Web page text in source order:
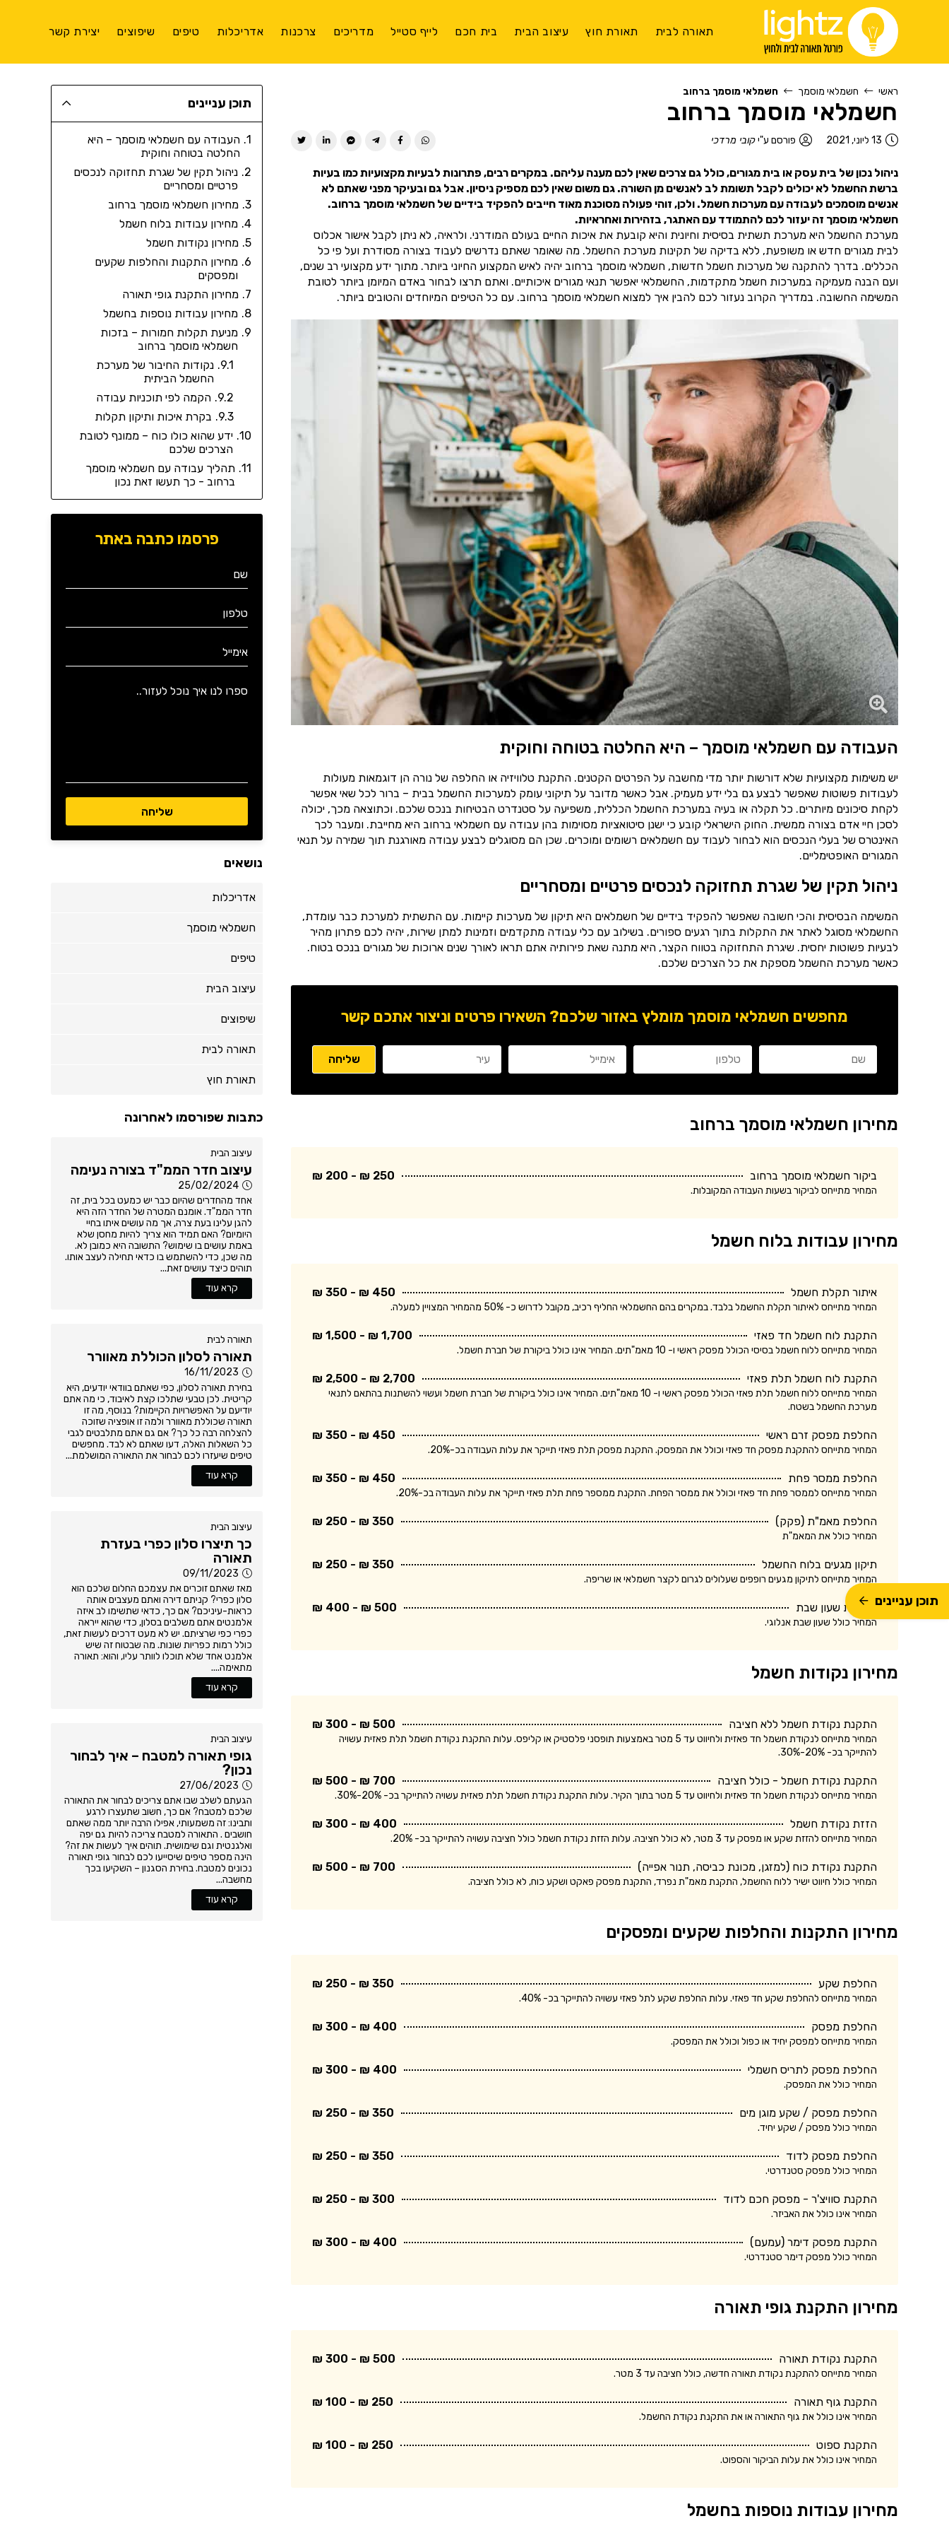
תאורה לבית תאורת חוץ עיצוב הבית בית חכם לייף סטייל מדריכים צרכנות אדריכלות טיפים שיפוצים יצירת קשר
ראשי חשמלאי מוסמך חשמלאי מוסמך ברחוב
חשמלאי מוסמך ברחוב
13 ליוני, 2021 פורסם ע"יקובי מרדכי
ניהול נכון של בית עסק או בית מגורים, כולל גם צרכים שאין לכם מענה עליהם. במקרים רבים, פתרונות לבעיות מקצועיות כמו בעיות
ברשת החשמל לא יכולים לקבל תשומת לב לאנשים מן השורה. גם משום שאין לכם מספיק ניסיון. אבל גם ובעיקר מפני שאתם לא
אנשים מוסמכים לעבודה עם מערכות חשמל. ולכן, זוהי פעולה מסוכנת מאוד חייבים להפקיד בידיים של חשמלאי מוסמך ברחוב.
חשמלאי מוסמך זה יעזור לכם להתמודד עם האתגר, בזהירות ואחראיות.
מערכת החשמל היא מערכת תשתית בסיסית וחיונית והיא קובעת את איכות החיים בעולם המודרני. ולראיה, לא ניתן לקבל אישור אכלוס
לבית מגורים חדש או משופעת, ללא בדיקה של תקינות מערכת החשמל. מה שאומר שאתם נדרשים לעבוד בצורה מסודרת ועל פי כל
הכללים. בדרך להתקנה של מערכות חשמל חדשות, חשמלאי מוסמך ברחוב יהיה לאיש המקצוע החיוני ביותר. מתוך ידע מקצועי רב שנים,
ועם הבנה מעמיקה במערכות חשמל מתקדמות, החשמלאי יאפשר תנאי מגורים איכותיים. ואתם תרצו לבחור באדם המיומן ביותר לטובת
המשימה החשובה. במדריך הקרוב נעזור לכם להבין איך למצוא חשמלאי מוסמך ברחוב. עם כל הטיפים המיוחדים והטובים ביותר.
העבודה עם חשמלאי מוסמך – היא החלטה בטוחה וחוקית
יש משימות מקצועיות שלא דורשות יותר מדי מחשבה על הפרטים הקטנים. התקנת טלוויזיה או החלפה של נורה הן דוגמאות מעולות
לעבודות פשוטות שאפשר לבצע גם בלי ידע מעמיק. אבל כאשר מדובר על תיקוני עומק למערכות החשמל בבית – ברור לכל שאי אפשר
לקחת סיכונים מיותרים. כל תקלה או בעיה במערכת החשמל הכללית, משפיעה על סטנדרט הבטיחות בנכס שלכם. וכתוצאה מכך, יכולה
לסכן חיי אדם בצורה ממשית. החוק הישראלי קובע כי ישנן סיטואציות מסוימות בהן עבודה עם חשמלאי ברחוב היא מחייבת. ומעבר לכך
האינטרס של בעלי הנכסים הוא לבחור לעבוד עם חשמלאים רשומים ומוכרים. שכן הם מסוגלים לבצע עבודה מאורגנת תוך שמירה על תנאי
המגורים האופטימליים.
ניהול תקין של שגרת תחזוקה לנכסים פרטיים ומסחריים
המשימה הבסיסית והכי חשובה שאפשר להפקיד בידיים של חשמלאים היא תיקון של מערכות קיימות. עם התשתית למערכת כבר עומדת,
החשמלאי מסוגל לאתר את התקלות בתוך רגעים ספורים. בשילוב עם כלי עבודה מתקדמים וזמינות למתן שירות, יהיה לכם פתרון מהיר
לבעיות פשוטות יחסית. שיגרת התחזוקה בטווח הקצר, היא מתנה שאת פירותיה אתם תראו לאורך שנים ארוכות של מגורים בנכס בטוח.
כאשר מערכת החשמל מספקת את כל הצרכים שלכם.
מחפשים חשמלאי מוסמך מומלץ באזור שלכם? השאירו פרטים וניצור אתכם קשר
מחירון חשמלאי מוסמך ברחוב
ביקור חשמלאי מוסמך ברחוב 250 ₪ - 200 ₪
המחיר מתייחס לביקור בשעות העבודה המקובלות.
מחירון עבודות בלוח חשמל
איתור תקלת חשמל 450 ₪ - 350 ₪
המחיר מתייחס לאיתור תקלת החשמל בלבד. במקרים בהם החשמלאי החליף רכיב, מקובל לדרוש כ- 50% מהמחיר המצויין למעלה.
התקנת לוח חשמל חד פאזי 1,700 ₪ - 1,500 ₪
המחיר מתייחס ללוח חשמל בסיסי הכולל מפסק ראשי ו- 10 מאמ"תים. המחיר אינו כולל ביקורת של חברת חשמל.
התקנת לוח חשמל תלת פאזי 2,700 ₪ - 2,500 ₪
המחיר מתייחס ללוח חשמל תלת פאזי הכולל מפסק ראשי ו- 10 מאמ"תים. המחיר אינו כולל ביקורת של חברת חשמל ועשוי להשתנות בהתאם לתנאי
מערכת החשמל בשטח.
החלפת מפסק זרם ראשי 450 ₪ - 350 ₪
המחיר מתייחס להתקנת מפסק חד פאזי וכולל את המפסק. התקנת מפסק תלת פאזי תייקר את עלות העבודה בכ-20%.
החלפת ממסר פחת 450 ₪ - 350 ₪
המחיר מתייחס לממסר פחת חד פאזי וכולל את ממסר הפחת. התקנת ממספר פחת תלת פאזי תייקר את עלות העבודה בכ-20%.
החלפת מאמ"ת (פקק) 350 ₪ - 250 ₪
המחיר כולל את המאמ"ת
תיקון מגעים בלוח החשמל 350 ₪ - 250 ₪
המחיר מתייחס לתיקון מגעים רופפים שעלולים לגרום לקצר חשמלאי או שריפה.
התקנת שעון שבת 500 ₪ - 400 ₪
המחיר כולל שעון שבת אנלוגי.
מחירון נקודות חשמל
התקנת נקודת חשמל ללא חציבה 500 ₪ - 300 ₪
המחיר מתייחס לנקודת חשמל חד פאזית ולחיווט עד 5 מטר באמצעות תופסני פלסטיק או קליפס. עלות התקנת נקודת חשמל תלת פאזית עשויה
להתייקר בכ- 20%-30%.
התקנת נקודת חשמל - כולל חציבה 700 ₪ - 500 ₪
המחיר מתייחס לנקודת חשמל חד פאזית ולחיווט עד 5 מטר בתוך הקיר. עלות התקנת נקודת חשמל תלת פאזית עשויה להתייקר בכ- 20%-30%.
הזזת נקודת חשמל 400 ₪ - 300 ₪
המחיר מתייחס להזזת שקע או מפסק עד 3 מטר, לא כולל חציבה. עלות הזזת נקודת חשמל כולל חציבה עשויה להתייקר בכ- 20%.
התקנת נקודת כוח (למזגן, מכונת כביסה, תנור אפייה) 700 ₪ - 500 ₪
המחיר כולל חיווט ישיר ללוח החשמל, התקנת מאמ"ת נפרד, התקנת מפסק פאקט ושקע כוח, לא כולל חציבה.
מחירון התקנות והחלפות שקעים ומפסקים
החלפת שקע 350 ₪ - 250 ₪
המחיר מתייחס להחלפת שקע חד פאזי. עלות החלפת שקע לתל פאזי עשויה להתייקר בכ- 40%.
החלפת מפסק 400 ₪ - 300 ₪
המחיר מתייחס למפסק יחיד או כפול וכולל את המפסק.
החלפת מפסק לתריס חשמלי 400 ₪ - 300 ₪
המחיר כולל את המפסק.
החלפת מפסק / שקע מוגן מים 350 ₪ - 250 ₪
המחיר כולל מפסק / שקע יחיד.
החלפת מפסק לדוד 350 ₪ - 250 ₪
המחיר כולל מפסק סטנדרטי.
התקנת סוויצ'ר - מפסק חכם לדוד 300 ₪ - 250 ₪
המחיר אינו כולל את האביזר.
התקנת מפסק דימר (עמעם) 400 ₪ - 300 ₪
המחיר כולל מפסק דימר סטנדרטי.
מחירון התקנת גופי תאורה
התקנת נקודת תאורה 500 ₪ - 300 ₪
המחיר מתייחס להתקנת נקודת תאורה חדשה, כולל חציבה עד 3 מטר.
התקנת גוף תאורה 250 ₪ - 100 ₪
המחיר אינו כולל את גוף התאורה או את התקנת נקודת החשמל.
התקנת ספוט 250 ₪ - 100 ₪
המחיר אינו כולל את עלות הביקור והספוט.
מחירון עבודות נוספות בחשמל
תוכן עניינים
העבודה עם חשמלאי מוסמך – היא
החלטה בטוחה וחוקית
ניהול תקין של שגרת תחזוקה לנכסים
פרטיים ומסחריים
מחירון חשמלאי מוסמך ברחוב
מחירון עבודות בלוח חשמל
מחירון נקודות חשמל
מחירון התקנות והחלפות שקעים
ומפסקים
מחירון התקנת גופי תאורה
מחירון עבודות נוספות בחשמל
מניעת תקלות חמורות – בזכות
חשמלאי מוסמך ברחוב
נקודות החיבור של מערכת
החשמל הביתית
הקמה לפי תוכניות עבודה
בקרת איכות ותיקון תקלות
ידע שהוא כולו כוח – ממונף לטובת
הצרכים שלכם
תהליך עבודה עם חשמלאי מוסמך
ברחוב - כך תעשו זאת נכון
פרסמו כתבה באתר
נושאים
אדריכלות
חשמלאי מוסמך
טיפים
עיצוב הבית
שיפוצים
תאורה לבית
תאורת חוץ
כתבות שפורסמו לאחרונה
עיצוב הבית
עיצוב חדר הממ"ד בצורה נעימה
25/02/2024
אחד מהחדרים שהיום כבר יש כמעט בכל בית, זה
חדר הממ"ד. אומנם המטרה של החדר הזה היא
להגן עלינו בעת צרה, אך מה עושים איתו בחיי
היומיום? האם תמיד הוא צריך להיות מחסן שלא
באמת עושים בו שימוש? התשובה היא כמובן לא.
מה שכן, כדי להשתמש בו כדאי תחילה לעצב אותו.
תוהים כיצד עושים זאת...
קרא עוד
תאורה לבית
תאורה לסלון הכוללת מאוורר
16/11/2023
בחירת תאורה לסלון, כפי שאתם בוודאי יודעים, היא
קריטית. לכן טבעי שתלכו קצת לאיבוד, כי מה אתם
יודיעם על האפשרויות הקיימות? בנוסף, מה זו
תאורה שכוללת מאוורר ולמה זו אופציה שזוכה
להצלחה רבה כל כך? אם גם אתם מתלבטים לגבי
כל השאלות האלה, דעו שאתם לא לבד. מחפשים
טיפים שיעזרו לכם לבחור את התאורה המושלמת...
קרא עוד
עיצוב הבית
כך תיצרו סלון כפרי בעזרת
תאורה
09/11/2023
מאז שאתם זוכרים את עצמכם החלום שלכם הוא
סלון כפרי? קניתם דירה ואתם מעצבים אותה
כראות-עיניכם? אם כך, כדאי שתשימו לב איזה
אלמנטים אתם משלבים בסלון, כדי שהוא ייראה
כפרי כפי שרציתם. יש לא מעט דרכים לעשות זאת,
כולל רמות כפריות שונות. מה שבטוח זה שיש
אלמנט אחד שלא תוכלו לוותר עליו, והוא: תאורה
מתאימה....
קרא עוד
עיצוב הבית
גופי תאורה למטבח – איך לבחור
נכון?
27/06/2023
הגעתם לשלב שבו אתם צריכים לבחור את התאורה
שלכם למטבח? אם כך, חשוב שתעצרו לרגע
ותבינו: זה משמעותי, אפילו הרבה יותר ממה שאתם
חושבים . התאורה למטבח צריכה להיות גם יפה
ואלגנטית וגם שימושית. תוהים איך לעשות את זה?
הינה מספר טיפים שיסייעו לכם לבחור גופי תאורה
נכונים למטבח. בחירת הסגנון – השקיעו בכך
מחשבה...
קרא עוד
תוכן עניינים